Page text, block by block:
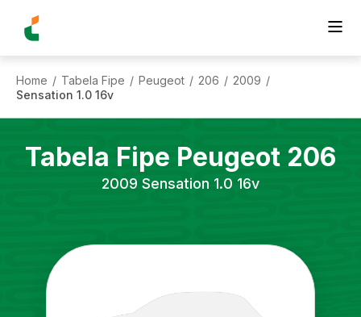
Home / Tabela Fipe / Peugeot / 206 / 2009 /
Sensation 1.0 16v
Tabela Fipe Peugeot 206
2009 Sensation 1.0 16v